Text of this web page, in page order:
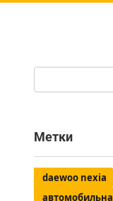
Метки
daewoo nexia